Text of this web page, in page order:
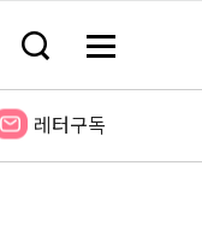
검
창
기
메
전
보
레터구독